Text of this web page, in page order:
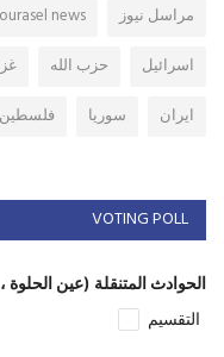
مراسل نيوز news
اسرائيل
حزب الله
ايران
سوريا فلسطين
VOTING POLL
الحوادث المتنقلة (عين الحلوة
التقسيم